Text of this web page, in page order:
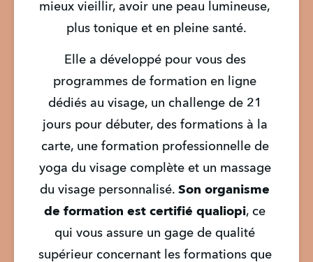
mieux vieillir, avoir une peau lumineuse,
plus tonique et en pleine santé.
Elle a développé pour vous des
programmes de formation en ligne
dédiés au visage, un challenge de 21
jours pour débuter, des formations à la
carte, une formation professionnelle de
yoga du visage complète et un massage
du visage personnalisé. Son organisme
de formation est certifié qualiopi, ce
qui vous assure un gage de qualité
supérieur concernant les formations que